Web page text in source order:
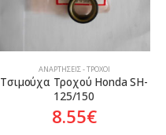
ΑΝΑΡΤΉΣΕΙΣ - ΤΡΟΧΟΊ
Τσιμούχα Τροχού Honda SH-
125/150
8.55€